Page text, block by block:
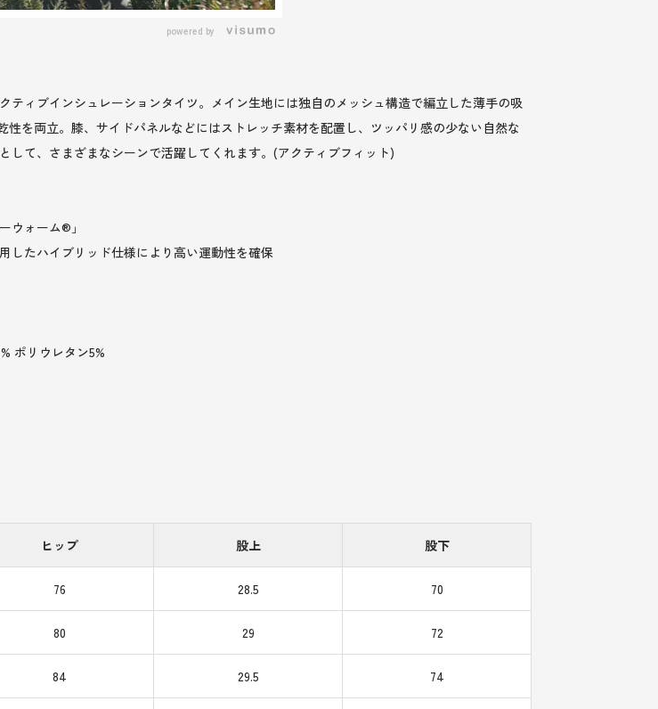
powered by
ィブインシュレーションタイツ。メイン生地には独自のメッシュ構造で編立した薄手の吸
を両立。膝、サイドパネルなどにはストレッチ素材を配置し、ツッパリ感の少ない自然な
て、さまざまなシーンで活躍してくれます。(アクティブフィット)
ウォーム®」
したハイブリッド仕様により高い運動性を確保
ポリウレタン5%
ヒップ 股上 股下
76 28.5 70
80 29 72
84 29.5 74